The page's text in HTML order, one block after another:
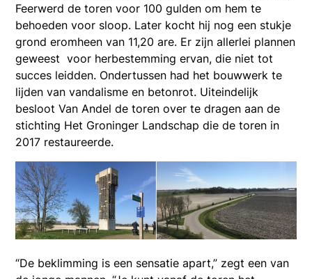
Feerwerd de toren voor 100 gulden om hem te
behoeden voor sloop. Later kocht hij nog een stukje
grond eromheen van 11,20 are. Er zijn allerlei plannen
geweest voor herbestemming ervan, die niet tot
succes leidden. Ondertussen had het bouwwerk te
lijden van vandalisme en betonrot. Uiteindelijk
besloot Van Andel de toren over te dragen aan de
stichting Het Groninger Landschap die de toren in
2017 restaureerde.
“De beklimming is een sensatie apart,” zegt een van